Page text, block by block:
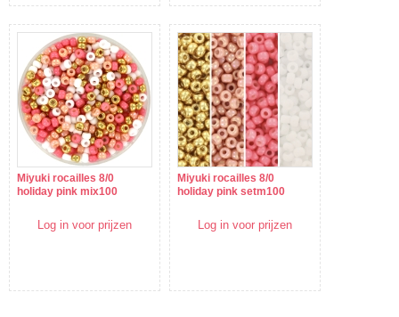
Miyuki rocailles 8/0
holiday pink mix100
Log in voor prijzen
Miyuki rocailles 8/0
holiday pink setm100
Log in voor prijzen